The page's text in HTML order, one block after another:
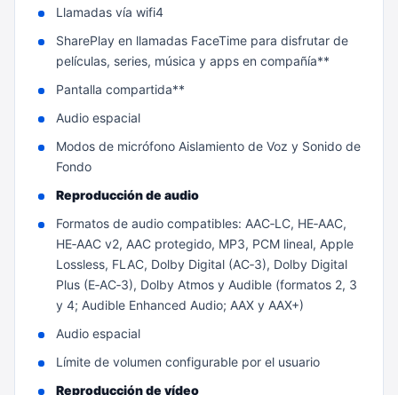
Llamadas vía wifi4
SharePlay en llamadas FaceTime para disfrutar de
películas, series, música y apps en compañía**
Pantalla compartida**
Audio espacial
Modos de micrófono Aislamiento de Voz y Sonido de
Fondo
Reproducción de audio
Formatos de audio compatibles: AAC‑LC, HE‑AAC,
HE‑AAC v2, AAC protegido, MP3, PCM lineal, Apple
Lossless, FLAC, Dolby Digital (AC‑3), Dolby Digital
Plus (E‑AC‑3), Dolby Atmos y Audible (formatos 2, 3
y 4; Audible Enhanced Audio; AAX y AAX+)
Audio espacial
Límite de volumen configurable por el usuario
Reproducción de vídeo